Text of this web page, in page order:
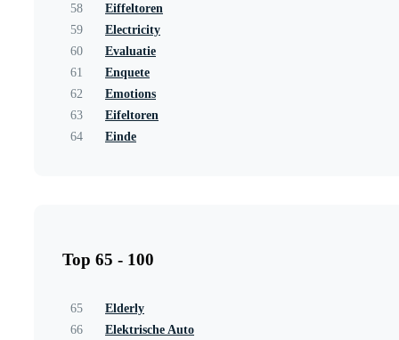
58
Eiffeltoren
59
Electricity
60
Evaluatie
61
Enquete
62
Emotions
63
Eifeltoren
64
Einde
Top 65 - 100
65
Elderly
66
Elektrische Auto